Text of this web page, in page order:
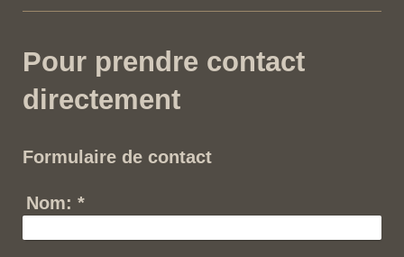
Pour prendre contact
directement
Formulaire de contact
Nom: *